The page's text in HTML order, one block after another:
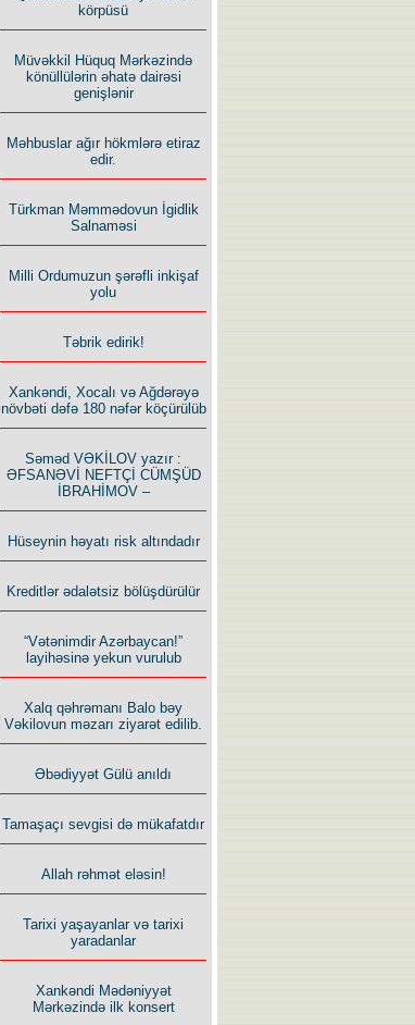
körpüsü
Müvəkkil Hüquq Mərkəzində
könüllülərin əhatə dairəsi
genişlənir
Məhbuslar ağır hökmlərə etiraz
edir.
Türkman Məmmədovun İgidlik
Salnaməsi
Milli Ordumuzun şərəfli inkişaf
yolu
Təbrik edirik!
Xankəndi, Xocalı və Ağdərəyə
növbəti dəfə 180 nəfər köçürülüb
Səməd VƏKİLOV yazır :
ƏFSANƏVİ NEFTÇİ CÜMŞÜD
İBRAHİMOV –
Hüseynin həyatı risk altındadır
Kreditlər ədalətsiz bölüşdürülür
“Vətənimdir Azərbaycan!”
layihəsinə yekun vurulub
Xalq qəhrəmanı Balo bəy
Vəkilovun məzarı ziyarət edilib.
Əbədiyyət Gülü anıldı
Tamaşaçı sevgisi də mükafatdır
Allah rəhmət eləsin!
Tarixi yaşayanlar və tarixi
yaradanlar
Xankəndi Mədəniyyət
Mərkəzində ilk konsert